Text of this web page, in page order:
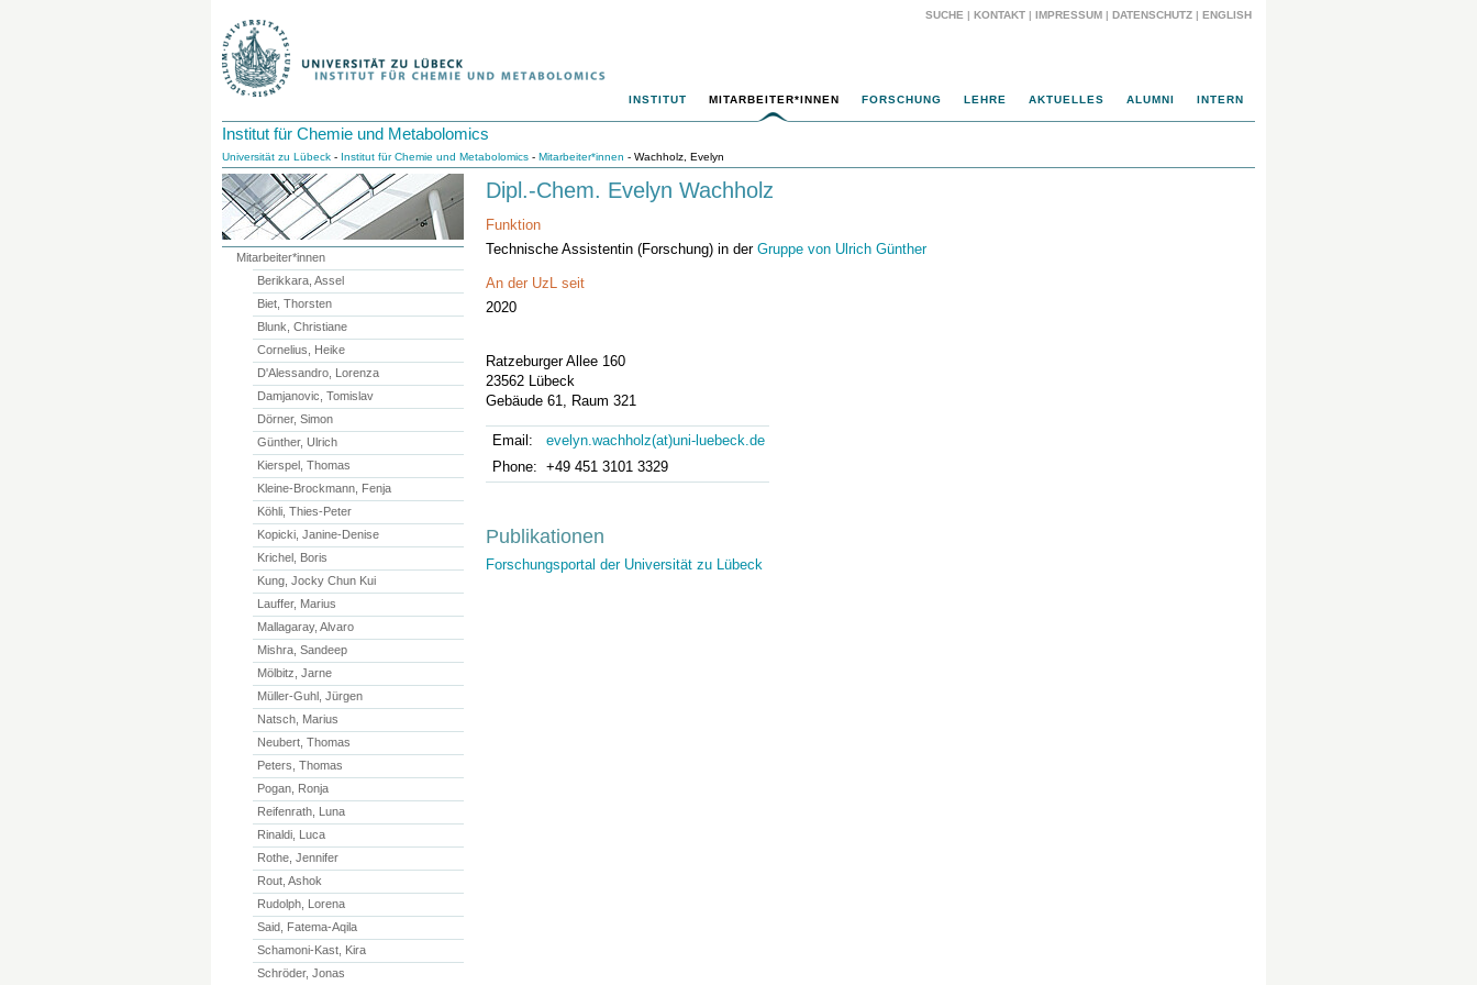
SUCHE | KONTAKT | IMPRESSUM | DATENSCHUTZ | ENGLISH
INSTITUT MITARBEITER*INNEN FORSCHUNG LEHRE AKTUELLES ALUMNI INTERN
Institut für Chemie und Metabolomics
Universität zu Lübeck - Institut für Chemie und Metabolomics - Mitarbeiter*innen - Wachholz, Evelyn
Dipl.-Chem. Evelyn Wachholz
Funktion
Technische Assistentin (Forschung) in der Gruppe von Ulrich Günther
An der UzL seit
2020
Ratzeburger Allee 160
23562 Lübeck
Gebäude 61, Raum 321
Email:
evelyn.wachholz(at)uni-luebeck.de
Phone: +49 451 3101 3329
Publikationen
Forschungsportal der Universität zu Lübeck
Mitarbeiter*innen
Berikkara, Assel
Biet, Thorsten
Blunk, Christiane
Cornelius, Heike
D'Alessandro, Lorenza
Damjanovic, Tomislav
Dörner, Simon
Günther, Ulrich
Kierspel, Thomas
Kleine-Brockmann, Fenja
Köhli, Thies-Peter
Kopicki, Janine-Denise
Krichel, Boris
Kung, Jocky Chun Kui
Lauffer, Marius
Mallagaray, Alvaro
Mishra, Sandeep
Mölbitz, Jarne
Müller-Guhl, Jürgen
Natsch, Marius
Neubert, Thomas
Peters, Thomas
Pogan, Ronja
Reifenrath, Luna
Rinaldi, Luca
Rothe, Jennifer
Rout, Ashok
Rudolph, Lorena
Said, Fatema-Aqila
Schamoni-Kast, Kira
Schröder, Jonas